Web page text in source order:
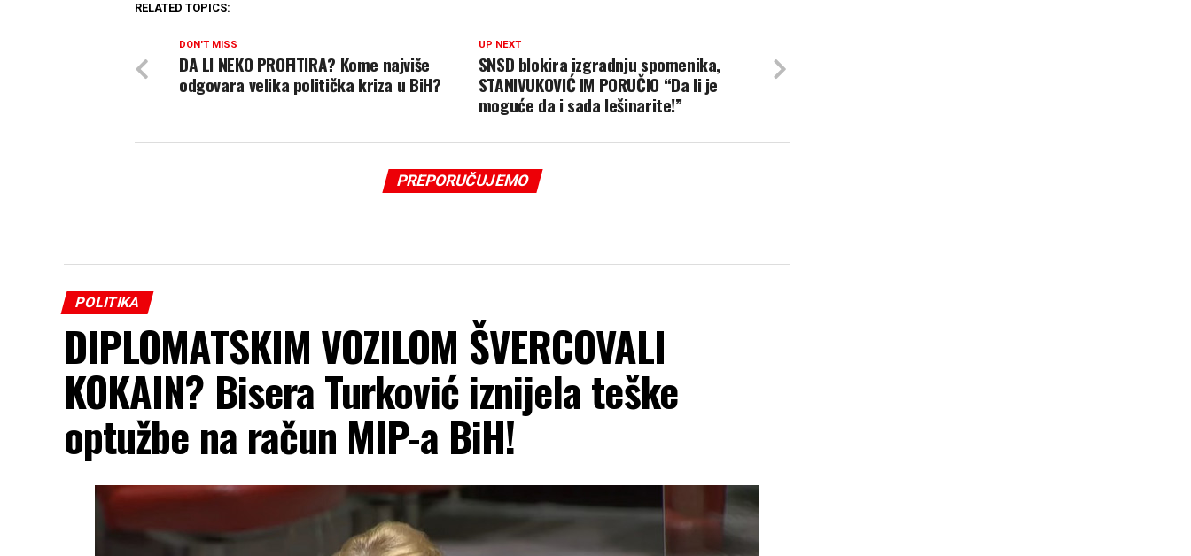
RELATED TOPICS:
UP NEXT
SNSD blokira izgradnju spomenika,
STANIVUKOVIĆ IM PORUČIO “Da li je
moguće da i sada lešinarite!”
DON'T MISS
DA LI NEKO PROFITIRA? Kome najviše
odgovara velika politička kriza u BiH?
PREPORUČUJEMO
POLITIKA
DIPLOMATSKIM VOZILOM ŠVERCOVALI
KOKAIN? Bisera Turković iznijela teške
optužbe na račun MIP-a BiH!